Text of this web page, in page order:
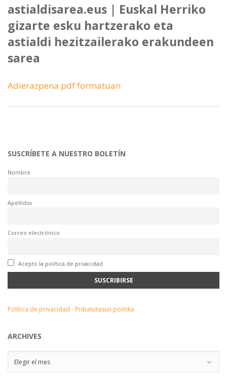
astialdisarea.eus | Euskal Herriko
gizarte esku hartzerako eta
astialdi hezitzailerako erakundeen
sarea
Adierazpena pdf formatuan
SUSCRÍBETE A NUESTRO BOLETÍN
Nombre
Apellidos
Correo electrónico
Acepto la política de privacidad
Política de privacidad - Pribatutasun politika
ARCHIVES
Elegir el mes